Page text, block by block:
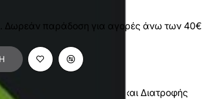
παράδοση για αγορές άνω των 40€
Επιστήμες Υγείας Τροφίμων και Διατροφής